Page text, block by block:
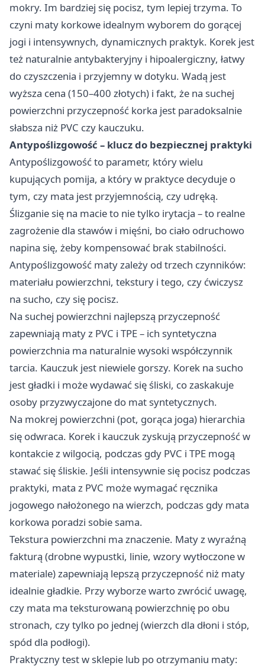
mokry. Im bardziej się pocisz, tym lepiej trzyma. To
czyni maty korkowe idealnym wyborem do gorącej
jogi i intensywnych, dynamicznych praktyk. Korek jest
też naturalnie antybakteryjny i hipoalergiczny, łatwy
do czyszczenia i przyjemny w dotyku. Wadą jest
wyższa cena (150–400 złotych) i fakt, że na suchej
powierzchni przyczepność korka jest paradoksalnie
słabsza niż PVC czy kauczuku.
Antypoślizgowość – klucz do bezpiecznej praktyki
Antypoślizgowość to parametr, który wielu
kupujących pomija, a który w praktyce decyduje o
tym, czy mata jest przyjemnością, czy udręką.
Ślizganie się na macie to nie tylko irytacja – to realne
zagrożenie dla stawów i mięśni, bo ciało odruchowo
napina się, żeby kompensować brak stabilności.
Antypoślizgowość maty zależy od trzech czynników:
materiału powierzchni, tekstury i tego, czy ćwiczysz
na sucho, czy się pocisz.
Na suchej powierzchni najlepszą przyczepność
zapewniają maty z PVC i TPE – ich syntetyczna
powierzchnia ma naturalnie wysoki współczynnik
tarcia. Kauczuk jest niewiele gorszy. Korek na sucho
jest gładki i może wydawać się śliski, co zaskakuje
osoby przyzwyczajone do mat syntetycznych.
Na mokrej powierzchni (pot, gorąca joga) hierarchia
się odwraca. Korek i kauczuk zyskują przyczepność w
kontakcie z wilgocią, podczas gdy PVC i TPE mogą
stawać się śliskie. Jeśli intensywnie się pocisz podczas
praktyki, mata z PVC może wymagać ręcznika
jogowego nałożonego na wierzch, podczas gdy mata
korkowa poradzi sobie sama.
Tekstura powierzchni ma znaczenie. Maty z wyraźną
fakturą (drobne wypustki, linie, wzory wytłoczone w
materiale) zapewniają lepszą przyczepność niż maty
idealnie gładkie. Przy wyborze warto zwrócić uwagę,
czy mata ma teksturowaną powierzchnię po obu
stronach, czy tylko po jednej (wierzch dla dłoni i stóp,
spód dla podłogi).
Praktyczny test w sklepie lub po otrzymaniu maty: